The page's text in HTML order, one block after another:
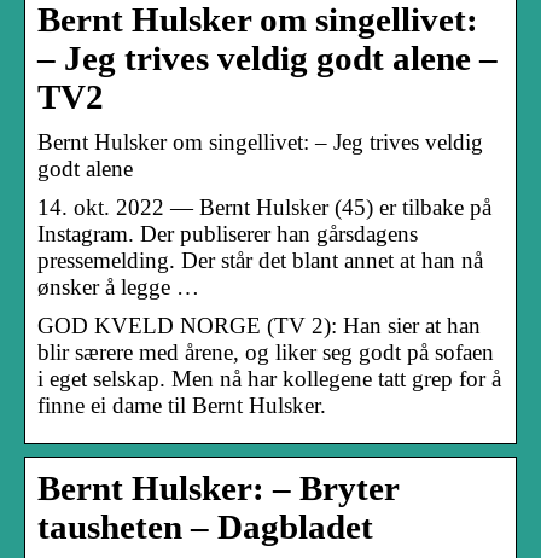
Bernt Hulsker om singellivet:
– Jeg trives veldig godt alene –
TV2
Bernt Hulsker om singellivet: – Jeg trives veldig
godt alene
14. okt. 2022 — Bernt Hulsker (45) er tilbake på
Instagram. Der publiserer han gårsdagens
pressemelding. Der står det blant annet at han nå
ønsker å legge …
GOD KVELD NORGE (TV 2): Han sier at han
blir særere med årene, og liker seg godt på sofaen
i eget selskap. Men nå har kollegene tatt grep for å
finne ei dame til Bernt Hulsker.
Bernt Hulsker: – Bryter
tausheten – Dagbladet